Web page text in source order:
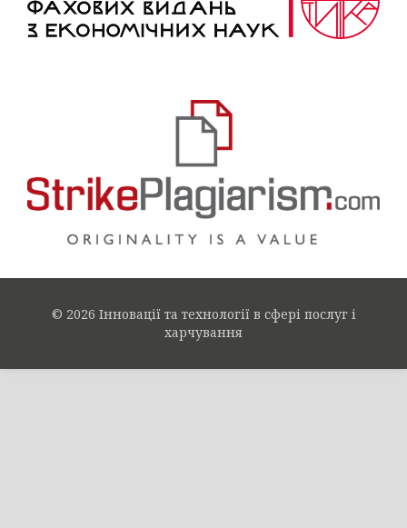
© 2026 Інновації та технології в сфері послуг і
харчування